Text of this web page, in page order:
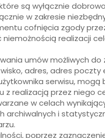
są wyłącznie
w zakresie
cofnięcia zgody
realizacji
umów możliwych
adres, adres poczty
serwisu,
przez niego
w celach
i
poprzez